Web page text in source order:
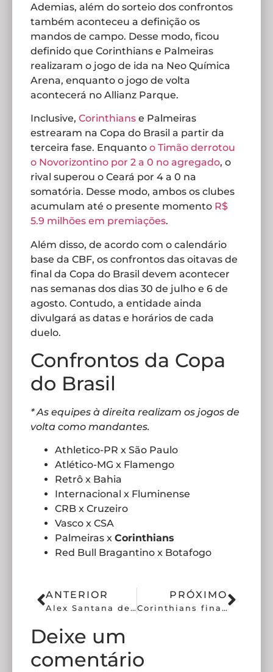
Ademias, além do sorteio dos confrontos
também aconteceu a definição os
mandos de campo. Desse modo, ficou
definido que Corinthians e Palmeiras
realizaram o jogo de ida na Neo Química
Arena, enquanto o jogo de volta
acontecerá no Allianz Parque.
Inclusive, Corinthians e Palmeiras
estrearam na Copa do Brasil a partir da
terceira fase. Enquanto o Timão derrotou
o Novorizontino por 2 a 0 no agregado, o
rival superou o Ceará por 4 a 0 na
somatória. Desse modo, ambos os clubes
acumulam até o presente momento R$
5.9 milhões em premiações.
Além disso, de acordo com o calendário
base da CBF, os confrontos das oitavas de
final da Copa do Brasil devem acontecer
nas semanas dos dias 30 de julho e 6 de
agosto. Contudo, a entidade ainda
divulgará as datas e horários de cada
duelo.
Confrontos da Copa
do Brasil
* As equipes à direita realizam os jogos de
volta como mandantes.
Athletico-PR x São Paulo
Atlético-MG x Flamengo
Retrô x Bahia
Internacional x Fluminense
CRB x Cruzeiro
Vasco x CSA
Palmeiras x Corinthians
Red Bull Bragantino x Botafogo
ANTERIOR
Alex Santana deve ser liberado para outro clube da série A
PRÓXIMO
Corinthians finaliza preparação para duelo contra o Taubaté
Deixe um
comentário